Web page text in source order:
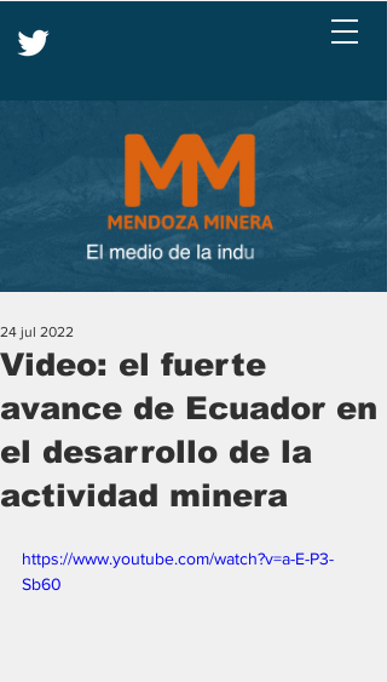
Video: el fuerte
avance de Ecuador en
el desarrollo de la
actividad minera
24 jul 2022
https://www.youtube.com/watch?v=a-E-P3-
Sb60